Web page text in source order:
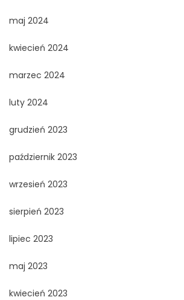
maj 2024
kwiecień 2024
marzec 2024
luty 2024
grudzień 2023
październik 2023
wrzesień 2023
sierpień 2023
lipiec 2023
maj 2023
kwiecień 2023